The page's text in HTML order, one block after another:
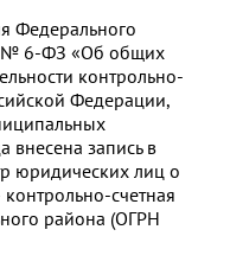
Федерального
№ 6-ФЗ «Об общих
контрольно-
Федерации,
внесена запись в
юридических лиц о
счетная
района (ОГРН